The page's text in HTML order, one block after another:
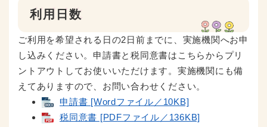
利用日数
ご利用を希望される日の2日前までに、実施機関へお申
し込みください。申請書と税同意書はこちらからプリ
ントアウトしてお使いいただけます。実施機関にも備
えてありますので、お問い合わせください。
申請書 [Wordファイル／10KB]
税同意書 [PDFファイル／136KB]